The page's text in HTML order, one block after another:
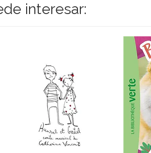
interesar: